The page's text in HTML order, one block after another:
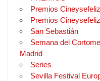
Premios Cineysefeliz
Premios Cineysefeliz
San Sebastián
Semana del
Madrid
Series
Sevilla Festival